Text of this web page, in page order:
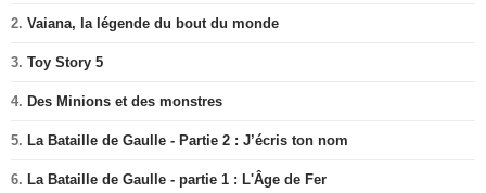
2. Vaiana, la légende du bout du monde
3. Toy Story 5
4. Des Minions et des monstres
5. La Bataille de Gaulle - Partie 2 : J’écris ton nom
6. La Bataille de Gaulle - partie 1 : L'Âge de Fer